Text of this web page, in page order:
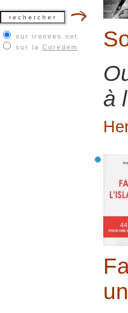
sur irenees.net
sur la Coredem
à